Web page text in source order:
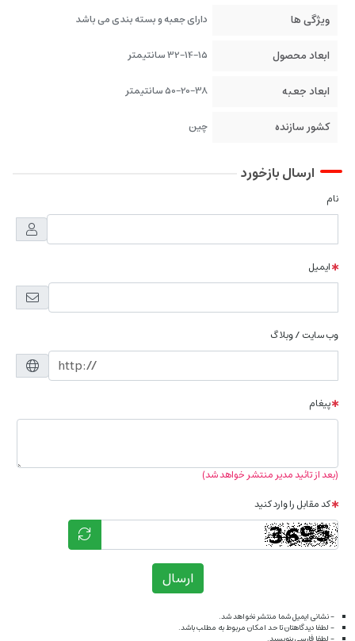
ویژگی ها دارای جعبه و بسته بندی می باشد
ابعاد محصول 32-14-15 سانتیمتر
ابعاد جعبه 50-20-38 سانتیمتر
کشور سازنده چین
ارسال بازخورد
نام
ایمیل
وب سایت / وبلاگ
پیغام
(بعد از تائید مدیر منتشر خواهد شد)
کد مقابل را وارد کنید
ارسال
- نشانی ایمیل شما منتشر نخواهد شد.
- لطفا دیدگاهتان تا حد امکان مربوط به مطلب باشد.